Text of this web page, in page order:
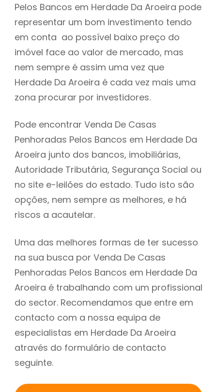
Pelos Bancos em Herdade Da Aroeira pode
representar um bom investimento tendo
em conta ao possível baixo preço do
imóvel face ao valor de mercado, mas
nem sempre é assim uma vez que
Herdade Da Aroeira é cada vez mais uma
zona procurar por investidores.
Pode encontrar Venda De Casas
Penhoradas Pelos Bancos em Herdade Da
Aroeira junto dos bancos, imobiliárias,
Autoridade Tributária, Segurança Social ou
no site e-leilões do estado. Tudo isto são
opções, nem sempre as melhores, e há
riscos a acautelar.
Uma das melhores formas de ter sucesso
na sua busca por Venda De Casas
Penhoradas Pelos Bancos em Herdade Da
Aroeira é trabalhando com um profissional
do sector. Recomendamos que entre em
contacto com a nossa equipa de
especialistas em Herdade Da Aroeira
através do formulário de contacto
seguinte.